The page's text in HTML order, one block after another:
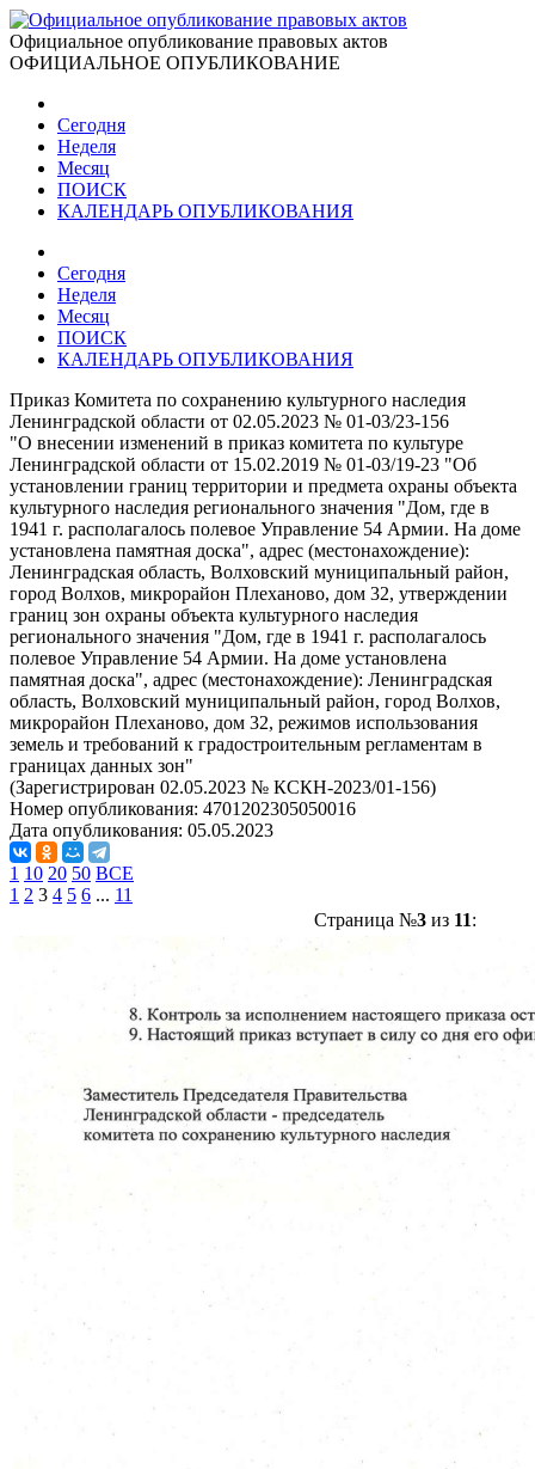
Официальное опубликование правовых актов
ОФИЦИАЛЬНОЕ ОПУБЛИКОВАНИЕ
Сегодня
Неделя
Месяц
ПОИСК
КАЛЕНДАРЬ ОПУБЛИКОВАНИЯ
Сегодня
Неделя
Месяц
ПОИСК
КАЛЕНДАРЬ ОПУБЛИКОВАНИЯ
Приказ Комитета по сохранению культурного наследия
Ленинградской области от 02.05.2023 № 01-03/23-156
"О внесении изменений в приказ комитета по культуре
Ленинградской области от 15.02.2019 № 01-03/19-23 "Об
установлении границ территории и предмета охраны объекта
культурного наследия регионального значения "Дом, где в
1941 г. располагалось полевое Управление 54 Армии. На доме
установлена памятная доска", адрес (местонахождение):
Ленинградская область, Волховский муниципальный район,
город Волхов, микрорайон Плеханово, дом 32, утверждении
границ зон охраны объекта культурного наследия
регионального значения "Дом, где в 1941 г. располагалось
полевое Управление 54 Армии. На доме установлена
памятная доска", адрес (местонахождение): Ленинградская
область, Волховский муниципальный район, город Волхов,
микрорайон Плеханово, дом 32, режимов использования
земель и требований к градостроительным регламентам в
границах данных зон"
(Зарегистрирован 02.05.2023 № КСКН-2023/01-156)
Номер опубликования: 4701202305050016
Дата опубликования: 05.05.2023
1 10 20 50 ВСЕ
1 2 3 4 5 6 ... 11
Страница №3 из 11: